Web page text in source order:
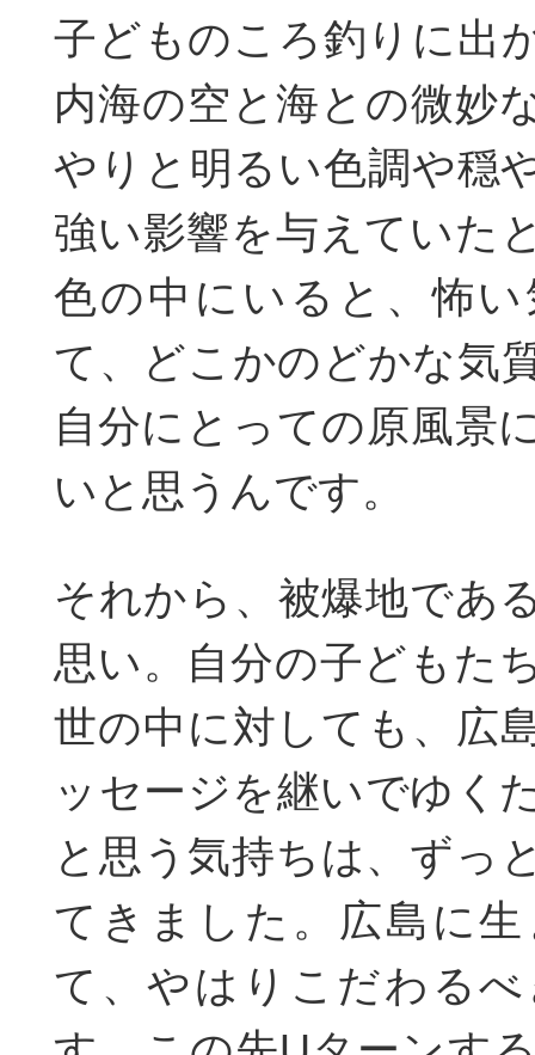
子どものころ釣りに出
内海の空と海との微妙
やりと明るい色調や穏
強い影響を与えていた
色の中にいると、怖
て、どこかのどかな気
自分にとっての原風景
いと思うんです。
それから、被爆地であ
思い。自分の子どもた
世の中に対しても、広
ッセージを継いでゆく
と思う気持ちは、ずっ
てきました。広島に
て、やはりこだわる